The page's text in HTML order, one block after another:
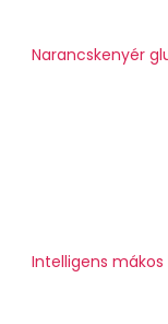
Narancskenyér
Intelligens